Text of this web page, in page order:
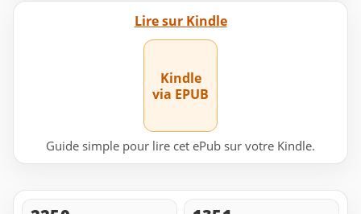
Lire sur Kindle
Kindle
via EPUB
Guide simple pour lire cet ePub sur votre Kindle.